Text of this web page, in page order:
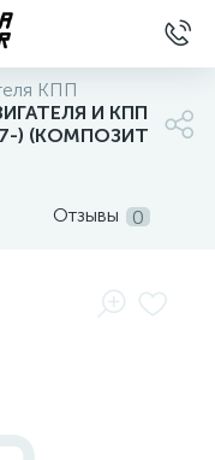
КПП
И КПП
) (КОМПОЗИТ
Отзывы 0